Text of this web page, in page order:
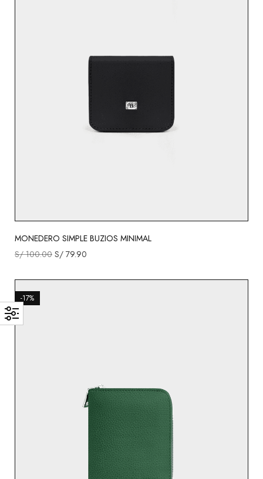
MONEDERO SIMPLE BUZIOS MINIMAL
S/100.00 S/ 79.90
-17%